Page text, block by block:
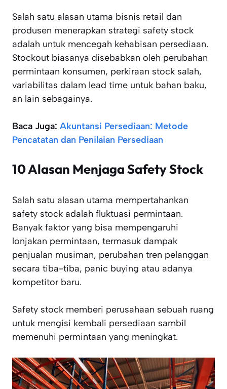
Salah satu alasan utama bisnis retail dan
produsen menerapkan strategi safety stock
adalah untuk mencegah kehabisan persediaan.
Stockout biasanya disebabkan oleh perubahan
permintaan konsumen, perkiraan stock salah,
variabilitas dalam lead time untuk bahan baku,
an lain sebagainya.
Baca Juga: Akuntansi Persediaan: Metode
Pencatatan dan Penilaian Persediaan
10 Alasan Menjaga Safety Stock
Salah satu alasan utama mempertahankan
safety stock adalah fluktuasi permintaan.
Banyak faktor yang bisa mempengaruhi
lonjakan permintaan, termasuk dampak
penjualan musiman, perubahan tren pelanggan
secara tiba-tiba, panic buying atau adanya
kompetitor baru.
Safety stock memberi perusahaan sebuah ruang
untuk mengisi kembali persediaan sambil
memenuhi permintaan yang meningkat.